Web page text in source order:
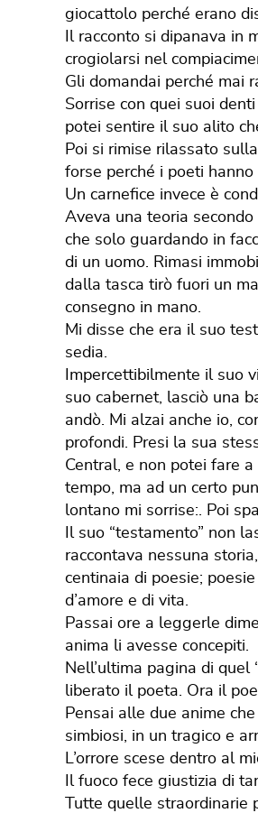
giocattolo perché erano
Il racconto si dipanava in
crogiolarsi nel
Gli domandai perché mai
Sorrise con quei suoi
potei sentire il suo alito
Poi si rimise rilassato
forse perché i poeti
Un carnefice invece è
Aveva una teoria
che solo guardando in
di un uomo. Rimasi
dalla tasca tirò fuori un
consegno in mano.
Mi disse che era il suo
sedia.
Impercettibilmente il suo
suo cabernet, lasciò una
andò. Mi alzai anche io,
profondi. Presi la sua
Central, e non potei fare
tempo, ma ad un certo
lontano mi sorrise:. Poi
Il suo “testamento” non
raccontava nessuna
centinaia di poesie;
d’amore e di vita.
Passai ore a leggerle
anima li avesse concepiti.
Nell’ultima pagina di
liberato il poeta. Ora il
Pensai alle due anime
simbiosi, in un tragico e
L’orrore scese dentro al
Il fuoco fece giustizia di
Tutte quelle